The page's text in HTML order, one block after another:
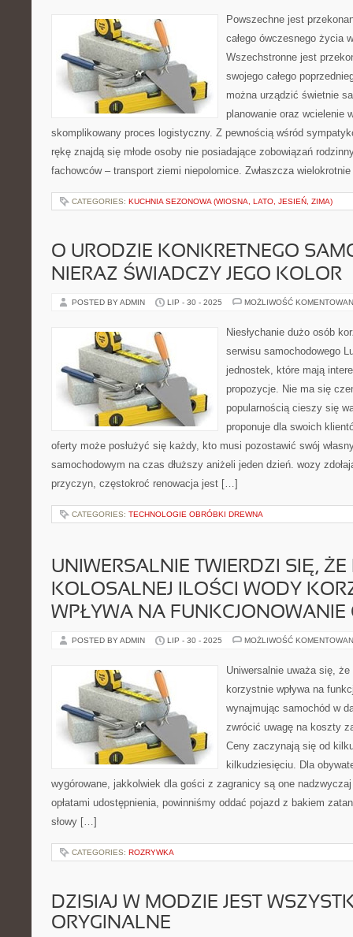
Powszechne jest
całego ówczesnego życia
Wszechstronne jest
swojego całego
można urządzić świetnie
planowanie oraz wcielenie
skomplikowany proces logistyczny. Z pewnością wśród
rękę znajdą się młode osoby nie posiadające zobowiązań
fachowców – transport ziemi niepolomice. Zwłaszcza
CATEGORIES: KUCHNIA SEZONOWA (WIOSNA, LATO, JESIEŃ, ZIMA)
O URODZIE KONKRETNEGO
NIERAZ ŚWIADCZY JEGO KOLOR
POSTED BY ADMIN LIP - 30 - 2025 MOŻLIWOŚĆ
Niesłychanie dużo osób
serwisu samochodowego
jednostek, które mają
propozycje. Nie ma się
popularnością cieszy się
proponuje dla swoich
oferty może posłużyć się każdy, kto musi pozostawić swój
samochodowym na czas dłuższy aniżeli jeden dzień. wozy
przyczyn, częstokroć renowacja jest […]
CATEGORIES: TECHNOLOGIE OBRÓBKI DREWNA
UNIWERSALNIE TWIERDZI SIĘ, ŻE
KOLOSALNEJ ILOŚCI WODY
WPŁYWA NA FUNKCJONOWANIE
POSTED BY ADMIN LIP - 30 - 2025 MOŻLIWOŚĆ
Uniwersalnie uważa się,
korzystnie wpływa na
wynajmując samochód w
zwrócić uwagę na koszty
Ceny zaczynają się od
kilkudziesięciu. Dla
wygórowane, jakkolwiek dla gości z zagranicy są one
opłatami udostępnienia, powinniśmy oddać pojazd z bakiem
słowy […]
CATEGORIES: ROZRYWKA
DZISIAJ W MODZIE JEST
ORYGINALNE